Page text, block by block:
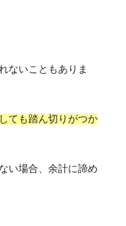
ないこともありま
ても踏ん切りがつか
い場合、余計に諦め